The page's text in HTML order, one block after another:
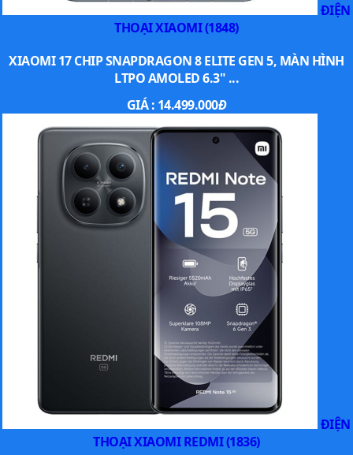
ĐIỆN
THOẠI XIAOMI (1848)
XIAOMI 17 CHIP SNAPDRAGON 8 ELITE GEN 5, MÀN HÌNH
LTPO AMOLED 6.3" ...
GIÁ : 14.499.000Đ
ĐIỆN
THOẠI XIAOMI REDMI (1836)